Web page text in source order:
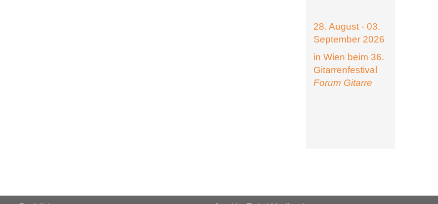
28. August - 03.
September 2026
in Wien beim 36.
Gitarrenfestival
Forum Gitarre